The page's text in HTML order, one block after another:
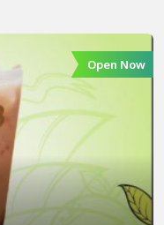
Open Now